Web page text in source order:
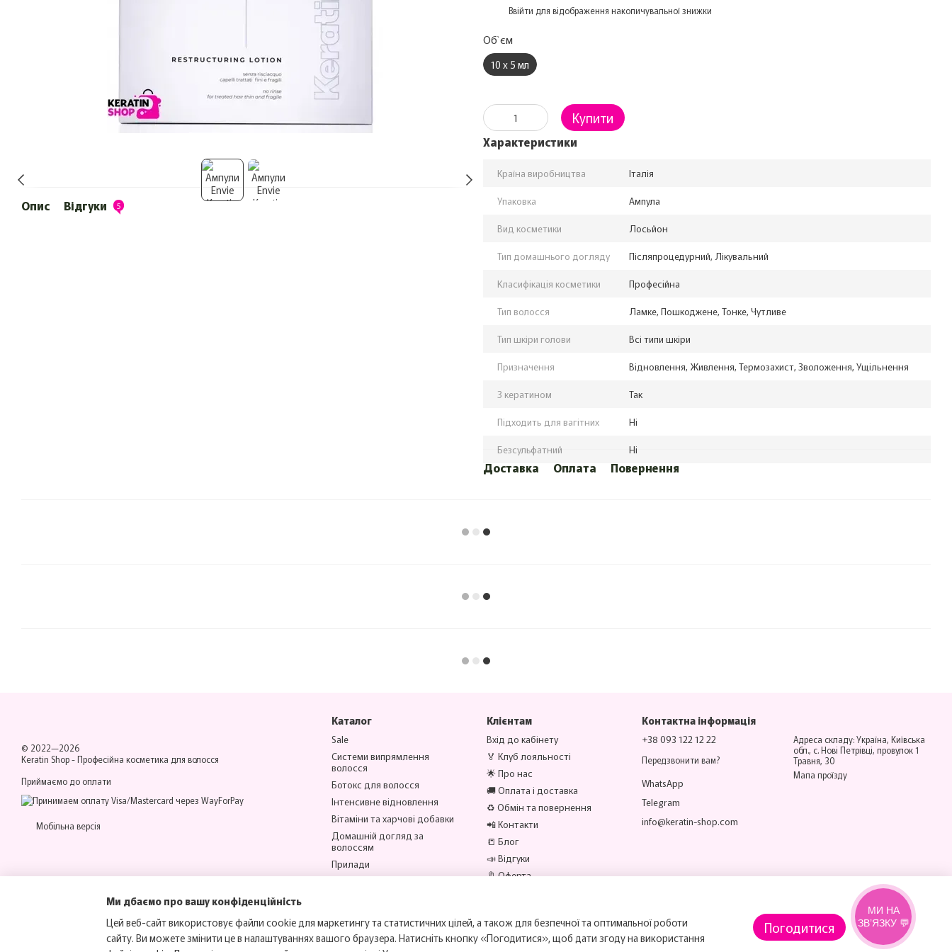
Опис Відгуки 5
Ввійти для відображення накопичувальної знижки
Об`єм
10 х 5 мл
Купити
Характеристики
Країна виробництва Італія
Упаковка Ампула
Вид косметики Лосьйон
Тип домашнього догляду Післяпроцедурний, Лікувальний
Класифікація косметики Професійна
Тип волосся Ламке, Пошкоджене, Тонке, Чутливе
Тип шкіри голови Всі типи шкіри
Призначення Відновлення, Живлення, Термозахист, Зволоження, Ущільнення
З кератином Так
Підходить для вагітних Ні
Безсульфатний Ні
Доставка Оплата Повернення
© 2022—2026
Keratin Shop -Професійна косметика для волосся
Приймаємо до оплати
Мобільна версія
Каталог
Sale
Системи випрямлення
волосся
Ботокс для волосся
Інтенсивне відновлення
Вітаміни та харчові добавки
Домашній догляд за
волоссям
Прилади
Аксесуари
Клієнтам
Вхід до кабінету
🏅 Клуб лояльності
🌟 Про нас
🚚 Оплата і доставка
♻️ Обмін та повернення
📲 Контакти
📒 Блог
📣 Відгуки
🔖 Оферта
Контактна інформація
+38 093 122 12 22
Передзвонити вам?
WhatsApp
Telegram
info@keratin-shop.com
Адреса складу: Україна, Київська
обл., с. Нові Петрівці, провулок 1
Травня, 30
Мапа проїзду
Ми дбаємо про вашу конфіденційність
Цей веб-сайт використовує файли cookie для маркетингу та статистичних цілей, а також для безпечної та оптимальної роботи
сайту. Ви можете змінити це в налаштуваннях вашого браузера. Натисніть кнопку «Погодитися», щоб дати згоду на використання
Погодитися
МИ НА
ЗВ’ЯЗКУ 💬